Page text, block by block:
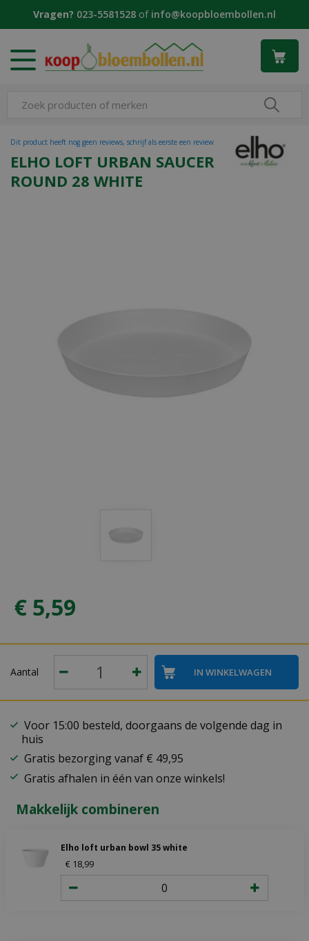
Vragen? 023-5581528 of info@koopbloembollen.nl
ELHO LOFT URBAN SAUCER
ROUND 28 WHITE
Dit product heeft nog geen reviews, schrijf als eerste een review
€ 5,59
Aantal
Voor 15:00 besteld, doorgaans de volgende dag in
huis
Gratis bezorging vanaf € 49,95
Gratis afhalen in één van onze winkels!
Makkelijk combineren
Elho loft urban bowl 35 white
€ 18 99